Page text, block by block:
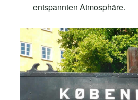
entspannten Atmosphäre.